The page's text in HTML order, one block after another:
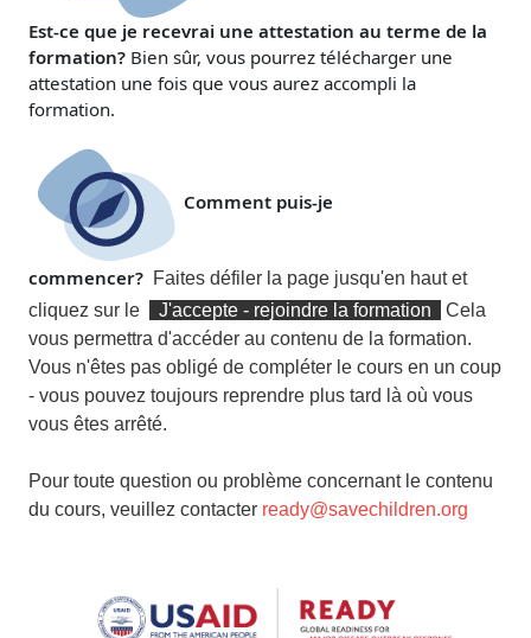
Est-ce que je recevrai une attestation au terme de la
formation? Bien sûr, vous pourrez télécharger une
attestation une fois que vous aurez accompli la
formation.
Comment puis-je
commencer? Faites défiler la page jusqu'en haut et
cliquez sur le
J'accepte - rejoindre la formation
Cela
vous permettra d'accéder au contenu de la formation.
Vous n'êtes pas obligé de compléter le cours en un coup
- vous pouvez toujours reprendre plus tard là où vous
vous êtes arrêté.
Pour toute question ou problème concernant le contenu
du cours, veuillez contacter ready@savechildren.org